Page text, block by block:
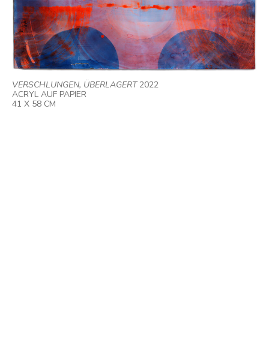
VERSCHLUNGEN, ÜBERLAGERT2022
ACRYL AUF PAPIER
41 X 58 CM